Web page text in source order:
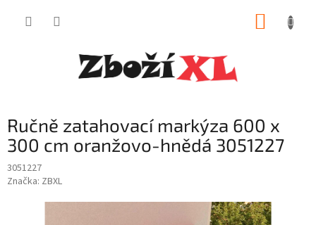
Ručně zatahovací markýza 600 x
300 cm oranžovo-hnědá 3051227
3051227
Značka: ZBXL